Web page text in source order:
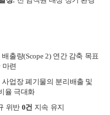
출량(Scope 2) 연간 감축 목표
마련
사업장 폐기물의 분리배출 및
율 극대화
위반 0건 지속 유지